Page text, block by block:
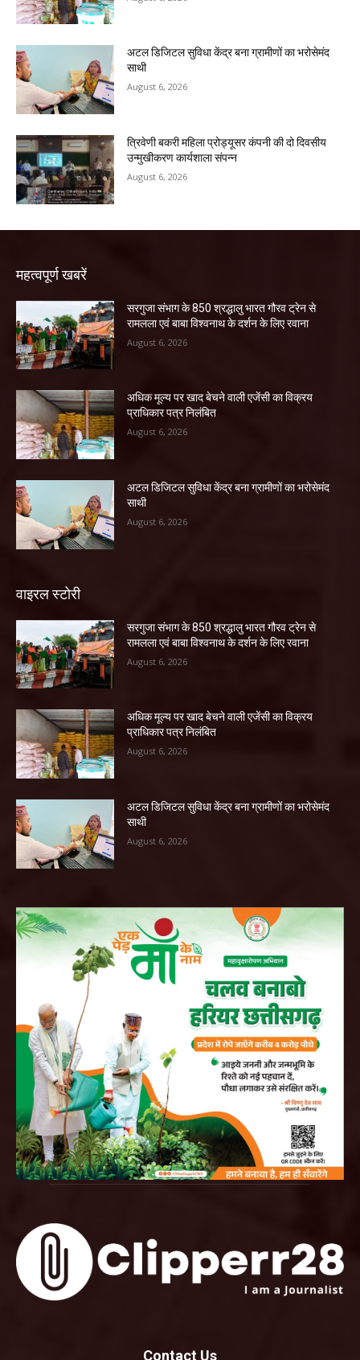
अटल डिजिटल सुविधा केंद्र बना ग्रामीणों का भरोसेमंद
साथी
August 6, 2026
त्रिवेणी बकरी महिला प्रोड्यूसर कंपनी की दो दिवसीय
उन्मुखीकरण कार्यशाला संपन्न
August 6, 2026
महत्वपूर्ण खबरें
सरगुजा संभाग के 850 श्रद्धालु भारत गौरव ट्रेन से
रामलला एवं बाबा विश्वनाथ के दर्शन के लिए रवाना
August 6, 2026
अधिक मूल्य पर खाद बेचने वाली एजेंसी का विक्रय
प्राधिकार पत्र निलंबित
August 6, 2026
अटल डिजिटल सुविधा केंद्र बना ग्रामीणों का भरोसेमंद
साथी
August 6, 2026
वाइरल स्टोरी
सरगुजा संभाग के 850 श्रद्धालु भारत गौरव ट्रेन से
रामलला एवं बाबा विश्वनाथ के दर्शन के लिए रवाना
August 6, 2026
अधिक मूल्य पर खाद बेचने वाली एजेंसी का विक्रय
प्राधिकार पत्र निलंबित
August 6, 2026
अटल डिजिटल सुविधा केंद्र बना ग्रामीणों का भरोसेमंद
साथी
August 6, 2026
Contact Us